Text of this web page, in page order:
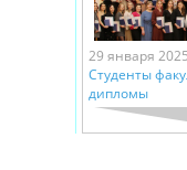
29 января
Студенты
дипломы